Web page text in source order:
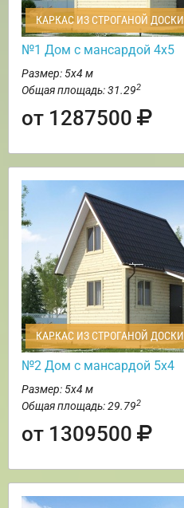
КАРКАС ИЗ СТРОГАНОЙ ДОСКИ
№1 Дом с мансардой 4х5
Размер: 5х4 м
Общая площадь: 31.292
от 1287500
КАРКАС ИЗ СТРОГАНОЙ ДОСКИ
№2 Дом с мансардой 5х4
Размер: 5х4 м
Общая площадь: 29.792
от 1309500